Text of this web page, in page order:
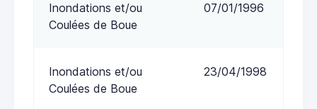
Inondations et/ou
Coulées de Boue
07/01/1996
Inondations et/ou
Coulées de Boue
23/04/1998